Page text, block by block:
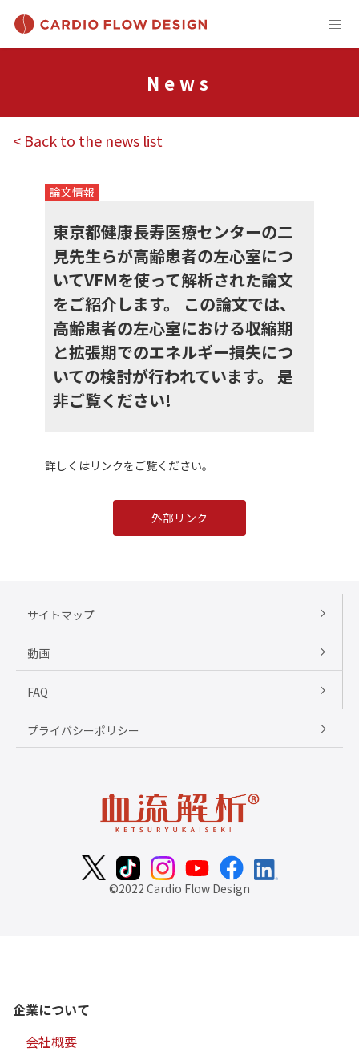
News
< Back to the news list
論文情報
東京都健康長寿医療センターの二
見先生らが高齢患者の左心室につ
いてVFMを使って解析された論文
をご紹介します。 この論文では、
高齢患者の左心室における収縮期
と拡張期でのエネルギー損失につ
いての検討が行われています。 是
非ご覧ください!
詳しくはリンクをご覧ください。
外部リンク
サイトマップ
動画
FAQ
プライバシーポリシー
©2022 Cardio Flow Design
企業について
会社概要